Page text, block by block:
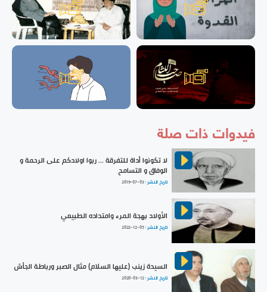
فيدوات ذات صلة
لا تكونوا أداة للتفرقة ... ربوا اولادكم على الرحمة و
الوفاق و التسامح
تاريخ النشر :2019-07-03
الأولاد بهجة المرء وامتداده الطبيعي
تاريخ النشر :2022-12-05
السيدة زينب (عليها السلام) مثال الصبر ورباطة الجأش
تاريخ النشر :2020-03-12